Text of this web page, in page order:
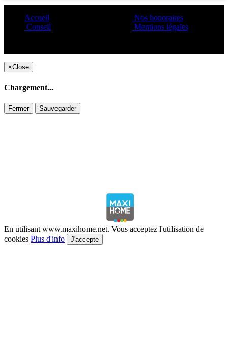
Accueil
Conseil
Nos honoraires
Mentions légales
×Close
Chargement...
Fermer Sauvegarder
En utilisant www.maxihome.net. Vous acceptez l'utilisation de
cookies Plus d'info J'accepte